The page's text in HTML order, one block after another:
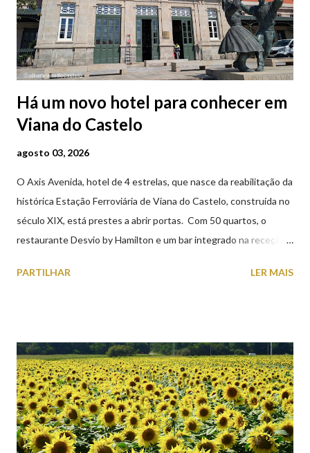
Há um novo hotel para conhecer em
Viana do Castelo
agosto 03, 2026
O Axis Avenida, hotel de 4 estrelas, que nasce da reabilitação da
histórica Estação Ferroviária de Viana do Castelo, construída no
século XIX, está prestes a abrir portas. Com 50 quartos, o
restaurante Desvio by Hamilton e um bar integrado na receção,
peças históricas cedidas pela IP Património que homenageiam a
PARTILHAR LER MAIS